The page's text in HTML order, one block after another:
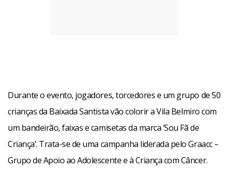
Durante o evento, jogadores, torcedores e um grupo de 50
crianças da Baixada Santista vão colorir a Vila Belmiro com
um bandeirão, faixas e camisetas da marca ‘Sou Fã de
Criança’. Trata-se de uma campanha liderada pelo Graacc –
Grupo de Apoio ao Adolescente e à Criança com Câncer.